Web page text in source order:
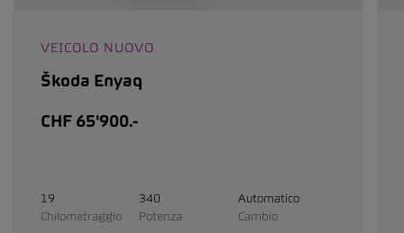
VEICOLO NUOVO
Škoda Enyaq
CHF 65'900.-
19
Chilometraggio
340
Potenza
Automatico
Cambio